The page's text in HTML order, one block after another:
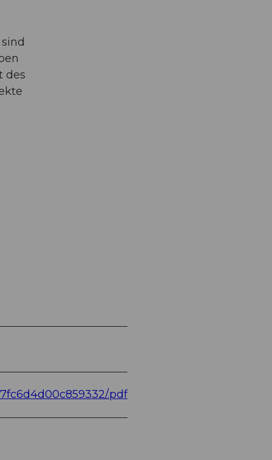
des
.pdf